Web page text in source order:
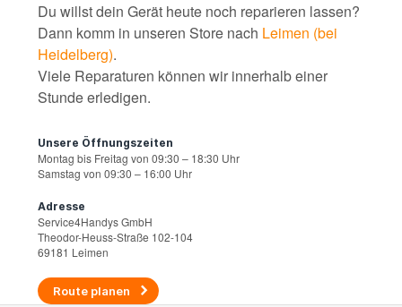
Du willst dein Gerät heute noch reparieren lassen?
Dann komm in unseren Store nach Leimen (bei
Heidelberg).
Viele Reparaturen können wir innerhalb einer
Stunde erledigen.
Unsere Öffnungszeiten
Montag bis Freitag von 09:30 – 18:30 Uhr
Samstag von 09:30 – 16:00 Uhr
Adresse
Service4Handys GmbH
Theodor-Heuss-Straße 102-104
69181 Leimen
Route planen